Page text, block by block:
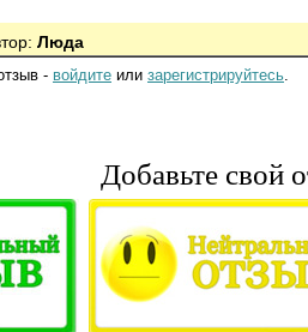
Люда
- войдите или зарегистрируйтесь.
Добавьте свой